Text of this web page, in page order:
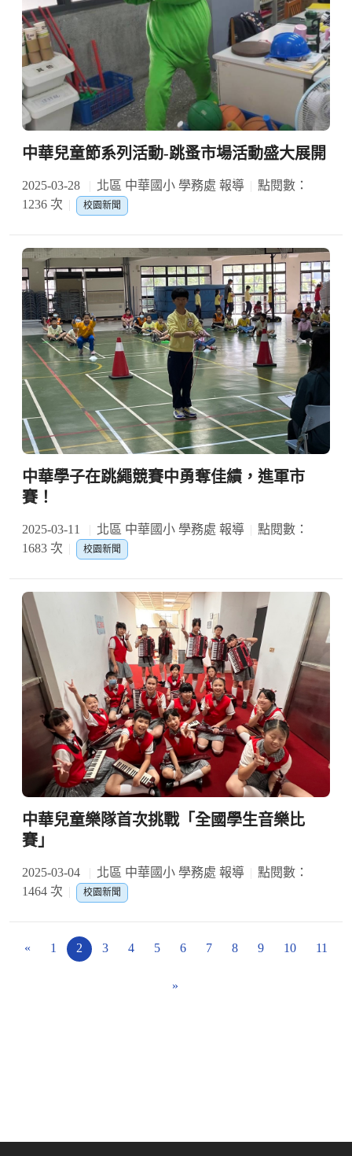
中華兒童節系列活動-跳蚤市場活動盛大展開
2025-03-28 北區 中華國小 學務處 報導
點閱數：
1236 次
校園新聞
中華學子在跳繩競賽中勇奪佳績，進軍市
賽！
2025-03-11 北區 中華國小 學務處 報導
點閱數：
1683 次
校園新聞
中華兒童樂隊首次挑戰「全國學生音樂比
賽」
2025-03-04 北區 中華國小 學務處 報導
點閱數：
1464 次
校園新聞
« 1 2 3 4 5 6 7 8 9 10 11
»